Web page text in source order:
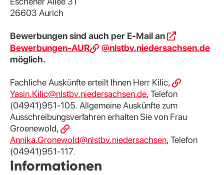
26603 Aurich
Bewerbungen sind auch per E-Mail an
Bewerbungen-AUR
@nlstbv.niedersachsen.de
möglich.
Fachliche Auskünfte erteilt Ihnen Herr Kilic,
Yasin.Kilic@nlstbv.niedersachsen.de, Telefon
(04941)951-105. Allgemeine Auskünfte zum
Ausschreibungsverfahren erhalten Sie von Frau
Groenewold,
Annika.Gronewold@nlstbv.niedersachsen, Telefon
(04941)951-117.
Informationen